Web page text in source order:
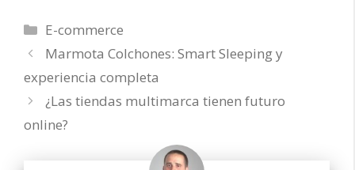
Categorías
E-commerce
Marmota Colchones: Smart Sleeping y
experiencia completa
¿Las tiendas multimarca tienen futuro
online?